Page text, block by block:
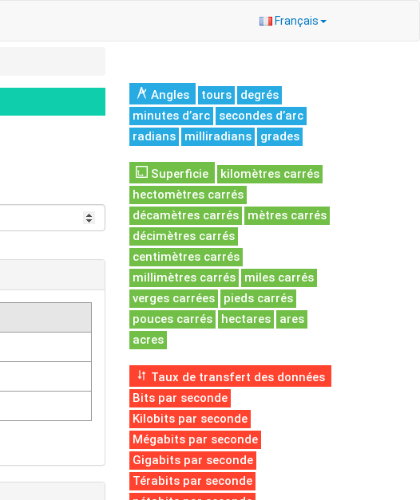
Français
Angles tours
degrés
minutes d’arc
secondes d’arc
radians
milliradians grades
Superficie
kilomètres carrés
hectomètres carrés
décamètres carrés
mètres carrés
décimètres carrés
centimètres carrés
millimètres carrés
miles carrés
verges carrées
pieds carrés
pouces carrés
hectares
ares
acres
Taux de transfert des données
Bits par seconde
Kilobits par seconde
Mégabits par seconde
Gigabits par seconde
Térabits par seconde